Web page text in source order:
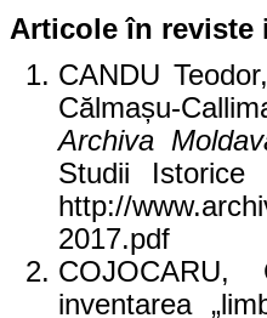
Articole în reviste
CANDU
Călmașu-
Archiva
Studii
http://
2017.pdf
COJOCARU,
inventarea